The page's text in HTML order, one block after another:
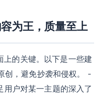
为王，质量至上
上的关键。以下是一些建
，避免抄袭和侵权。 -
户对某一主题的深入了